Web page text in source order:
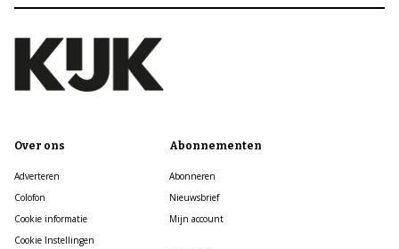
Over ons
Adverteren
Colofon
Cookie informatie
Cookie Instellingen
Abonnementen
Abonneren
Nieuwsbrief
Mijn account